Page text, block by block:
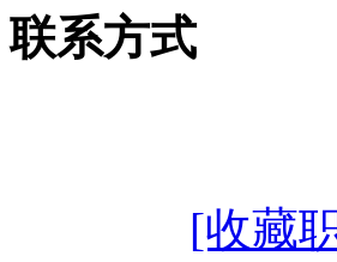
联系方式
[收藏